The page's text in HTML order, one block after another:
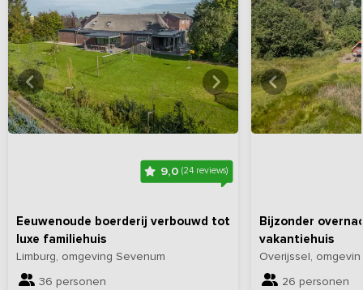
9,0(24 reviews)
Eeuwenoude boerderij verbouwd tot
luxe familiehuis
Limburg, omgeving Sevenum
36 personen
Bekijkhieralle foto's
Bijzonder
vakantiehuis
Overijssel,
26 personen
Bekijk